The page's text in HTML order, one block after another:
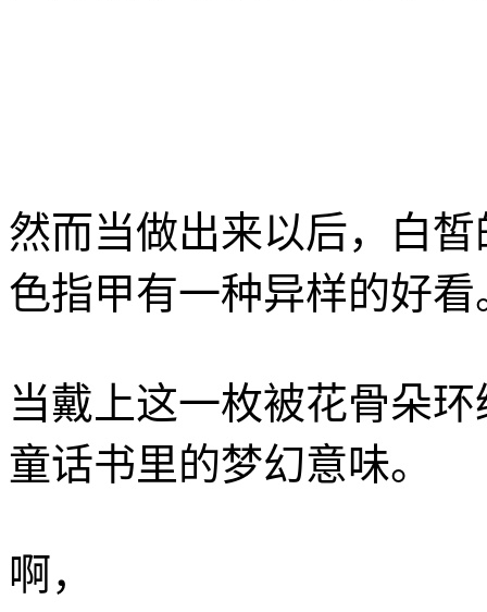
然而当做出来以后，白
色指甲有一种异样的好看
当戴上这一枚被花骨朵
童话书里的梦幻意味。
啊，